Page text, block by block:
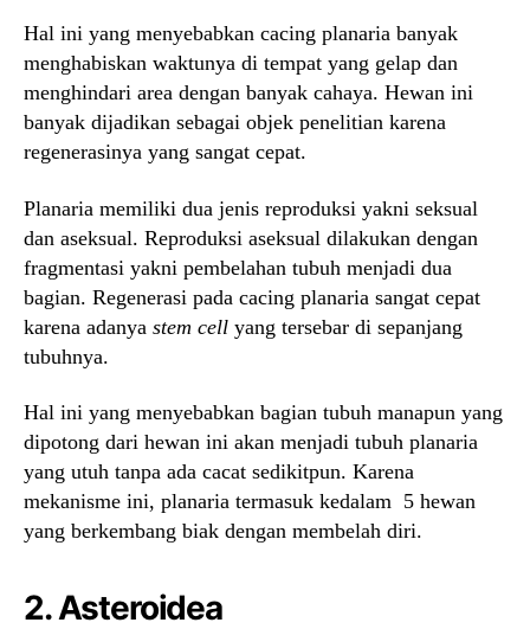
Hal ini yang menyebabkan cacing planaria banyak
menghabiskan waktunya di tempat yang gelap dan
menghindari area dengan banyak cahaya. Hewan ini
banyak dijadikan sebagai objek penelitian karena
regenerasinya yang sangat cepat.
Planaria memiliki dua jenis reproduksi yakni seksual
dan aseksual. Reproduksi aseksual dilakukan dengan
fragmentasi yakni pembelahan tubuh menjadi dua
bagian. Regenerasi pada cacing planaria sangat cepat
karena adanya stem cell yang tersebar di sepanjang
tubuhnya.
Hal ini yang menyebabkan bagian tubuh manapun yang
dipotong dari hewan ini akan menjadi tubuh planaria
yang utuh tanpa ada cacat sedikitpun. Karena
mekanisme ini, planaria termasuk kedalam 5 hewan
yang berkembang biak dengan membelah diri.
2. Asteroidea